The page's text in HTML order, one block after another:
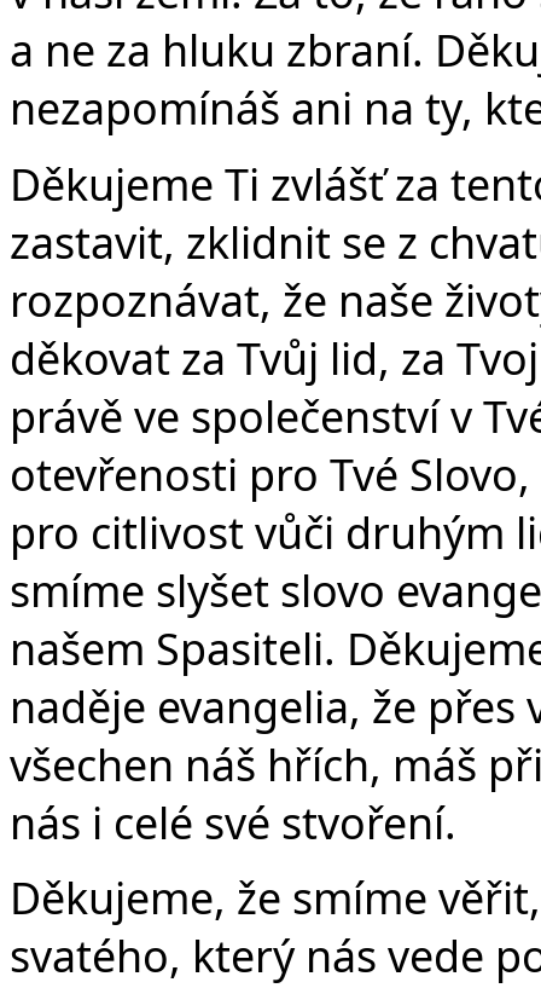
a ne za hluku zbraní.
nezapomínáš ani na ty,
Děkujeme Ti zvlášť za
zastavit, zklidnit se z
rozpoznávat, že naše
děkovat za Tvůj lid, za
právě ve společenství v
otevřenosti pro Tvé
pro citlivost vůči druhým
smíme slyšet slovo
našem Spasiteli.
naděje evangelia, že přes
všechen náš hřích, máš
nás i celé své stvoření.
Děkujeme, že smíme
svatého, který nás vede